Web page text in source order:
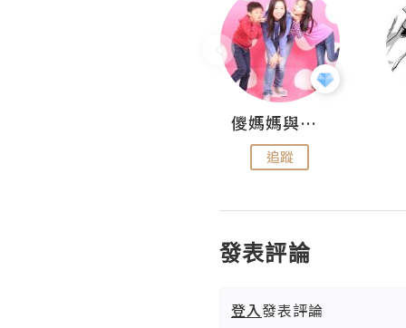
儍媽媽與兩隻小魔怪之家
追蹤
發表評論
登入發表評論